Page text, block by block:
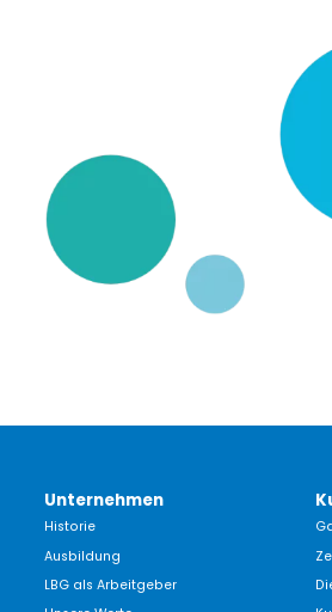
Unternehmen
Historie
Ausbildung
LBG als Arbeitgeber